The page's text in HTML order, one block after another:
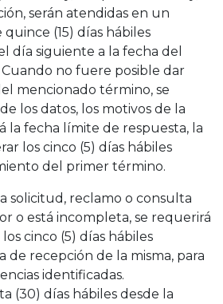
serán atendidas en un
(15) días hábiles
día siguiente a la fecha del
Cuando no fuere posible dar
mencionado término, se
los datos, los motivos de la
la fecha límite de respuesta, la
los cinco (5) días hábiles
del primer término.
solicitud, reclamo o consulta
o está incompleta, se requerirá
cinco (5) días hábiles
de recepción de la misma, para
identificadas.
(30) días hábiles desde la